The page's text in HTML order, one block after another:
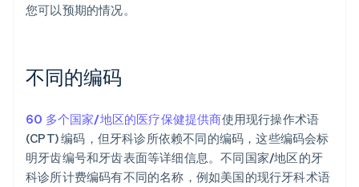
您可以预期的情况。
不同的编码
60 多个国家/地区的医疗保健提供商使用现行操作术语
(CPT) 编码，但牙科诊所依赖不同的编码，这些编码会标
明牙齿编号和牙齿表面等详细信息。不同国家/地区的牙
科诊所计费编码有不同的名称，例如美国的现行牙科术语